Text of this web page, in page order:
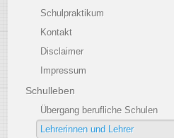
Schulpraktikum
Kontakt
Disclaimer
Impressum
Schulleben
Übergang berufliche Schulen
Lehrerinnen und Lehrer